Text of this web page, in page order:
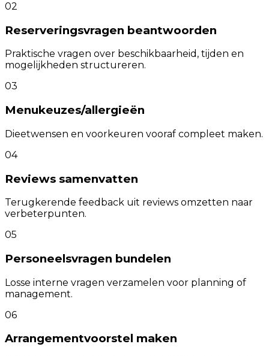
02
Reserveringsvragen beantwoorden
Praktische vragen over beschikbaarheid, tijden en
mogelijkheden structureren.
03
Menukeuzes/allergieën
Dieetwensen en voorkeuren vooraf compleet maken.
04
Reviews samenvatten
Terugkerende feedback uit reviews omzetten naar
verbeterpunten.
05
Personeelsvragen bundelen
Losse interne vragen verzamelen voor planning of
management.
06
Arrangementvoorstel maken